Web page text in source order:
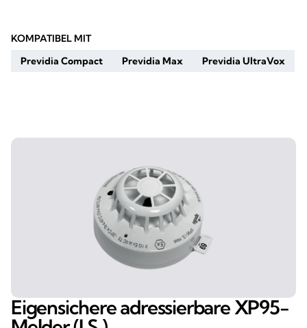
KOMPATIBEL MIT
Previdia Compact
Previdia Max Previdia UltraVox
Eigensichere adressierbare XP95-